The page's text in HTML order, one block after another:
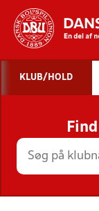
KLUB/HOLD